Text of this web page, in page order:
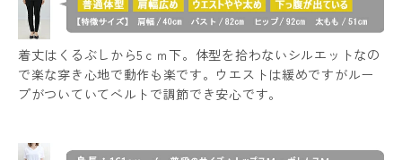
着丈はくるぶしから5ｃｍ下。体型を拾わないシルエットなの
で楽な穿き心地で動作も楽です。ウエストは緩めですがルー
プがついていてベルトで調節でき安心です。